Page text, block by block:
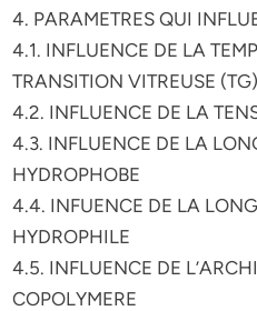
4. PARAMETRES QUI
4.1. INFLUENCE DE LA
TRANSITION VITREUSE (TG)
4.2. INFLUENCE DE LA
4.3. INFLUENCE DE LA
HYDROPHOBE
4.4. INFUENCE DE LA
HYDROPHILE
4.5. INFLUENCE DE
COPOLYMERE